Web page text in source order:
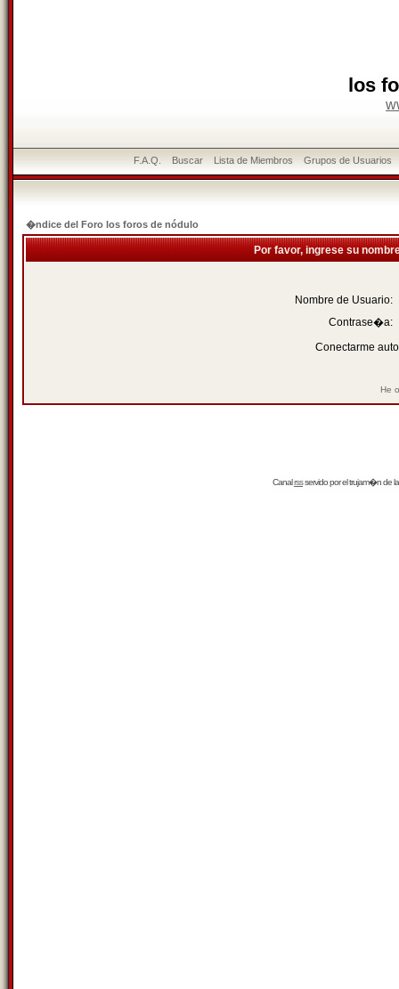
los
F.A.Q. Buscar Lista de Miembros Grupos de Usuarios
�ndice del Foro los foros de nódulo
Por favor, ingrese su
Nombre de Usuario:
Contrase�a:
Conectarme
He
Canalrssservido por eltrujam�nde